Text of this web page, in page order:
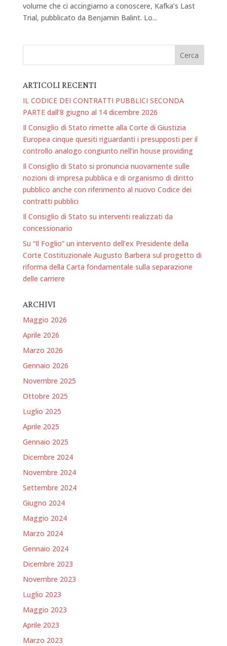
volume che ci accingiamo a conoscere, Kafka’s Last
Trial, pubblicato da Benjamin Balint. Lo...
ARTICOLI RECENTI
IL CODICE DEI CONTRATTI PUBBLICI SECONDA
PARTE dall’8 giugno al 14 dicembre 2026
Il Consiglio di Stato rimette alla Corte di Giustizia
Europea cinque quesiti riguardanti i presupposti per il
controllo analogo congiunto nell’in house providing
Il Consiglio di Stato si pronuncia nuovamente sulle
nozioni di impresa pubblica e di organismo di diritto
pubblico anche con riferimento al nuovo Codice dei
contratti pubblici
Il Consiglio di Stato su interventi realizzati da
concessionario
Su “Il Foglio” un intervento dell’ex Presidente della
Corte Costituzionale Augusto Barbera sul progetto di
riforma della Carta fondamentale sulla separazione
delle carriere
ARCHIVI
Maggio 2026
Aprile 2026
Marzo 2026
Gennaio 2026
Novembre 2025
Ottobre 2025
Luglio 2025
Aprile 2025
Gennaio 2025
Dicembre 2024
Novembre 2024
Settembre 2024
Giugno 2024
Maggio 2024
Marzo 2024
Gennaio 2024
Dicembre 2023
Novembre 2023
Luglio 2023
Maggio 2023
Aprile 2023
Marzo 2023